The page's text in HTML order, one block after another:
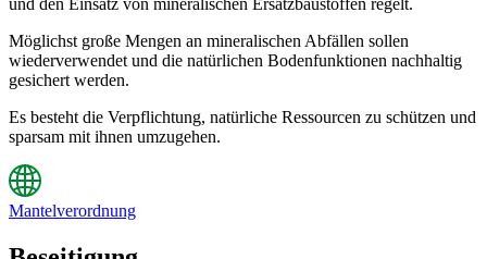
und den Einsatz von mineralischen Ersatzbaustoffen regelt.
Möglichst große Mengen an mineralischen Abfällen sollen
wiederverwendet und die natürlichen Bodenfunktionen nachhaltig
gesichert werden.
Es besteht die Verpflichtung, natürliche Ressourcen zu schützen und
sparsam mit ihnen umzugehen.
Mantelverordnung